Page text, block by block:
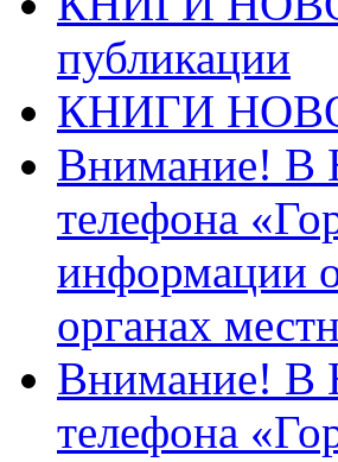
публикации
КНИГИ
Внимание! В
телефона
информации
органах
Внимание! В
телефона